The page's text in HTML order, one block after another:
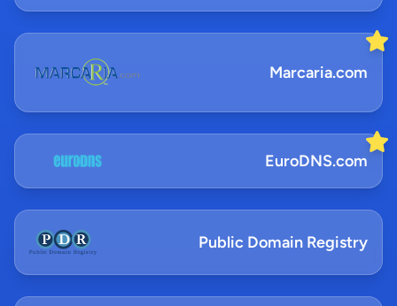
Marcaria.com
EuroDNS.com
Public Domain Registry